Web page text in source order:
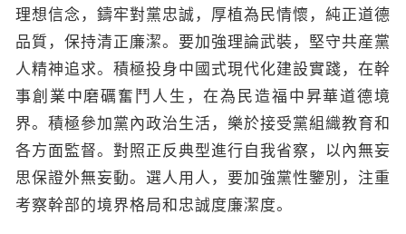
理想信念，鑄牢對黨忠誠，厚植為民情懷，純正道德
品質，保持清正廉潔。要加強理論武裝，堅守共産黨
人精神追求。積極投身中國式現代化建設實踐，在幹
事創業中磨礪奮鬥人生，在為民造福中昇華道德境
界。積極參加黨內政治生活，樂於接受黨組織教育和
各方面監督。對照正反典型進行自我省察，以內無妄
思保證外無妄動。選人用人，要加強黨性鑒別，注重
考察幹部的境界格局和忠誠度廉潔度。